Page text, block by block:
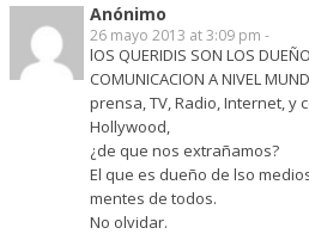
Anónimo
26 mayo 2013 at 3:09 pm -
lOS QUERIDIS SON LOS
COMUNICACION A NIVEL
prensa, TV, Radio, Internet, y
Hollywood,
¿de que nos extrañamos?
El que es dueño de lso
mentes de todos.
No olvidar.